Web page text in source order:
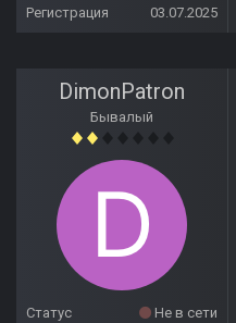
Регистрация
03.07.2025
DimonPatron
Бывалый
Статус
Не в сети